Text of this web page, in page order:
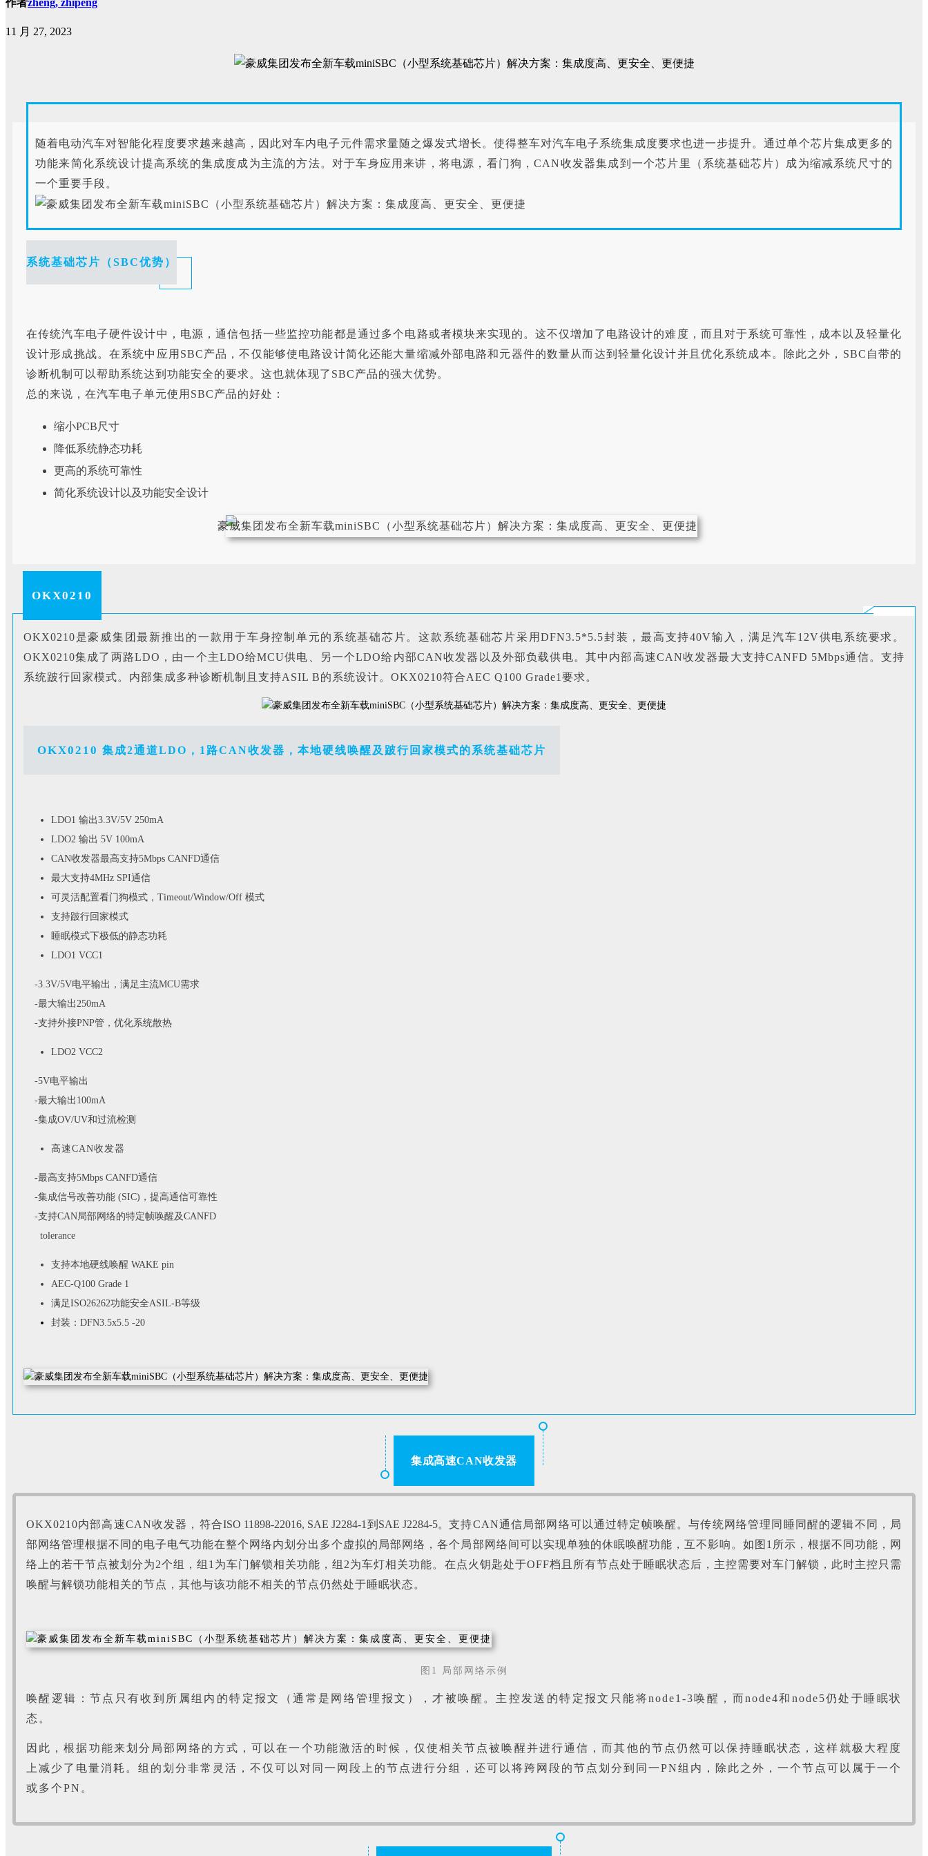
11 月 27, 2023
随着电动汽车对智能化程度要求越来越高，因此对车内电子元件需求量随之爆发式增长。使得整车对汽车电子系统集成度要求也进一步提升。通过单个芯片集成更多的
功能来简化系统设计提高系统的集成度成为主流的方法。对于车身应用来讲，将电源，看门狗，CAN收发器集成到一个芯片里（系统基础芯片）成为缩减系统尺寸的
一个重要手段。
系统基础芯片（SBC优势）
在传统汽车电子硬件设计中，电源，通信包括一些监控功能都是通过多个电路或者模块来实现的。这不仅增加了电路设计的难度，而且对于系统可靠性，成本以及轻量化
设计形成挑战。在系统中应用SBC产品，不仅能够使电路设计简化还能大量缩减外部电路和元器件的数量从而达到轻量化设计并且优化系统成本。除此之外，SBC自带的
诊断机制可以帮助系统达到功能安全的要求。这也就体现了SBC产品的强大优势。
总的来说，在汽车电子单元使用SBC产品的好处：
缩小PCB尺寸
降低系统静态功耗
更高的系统可靠性
简化系统设计以及功能安全设计
OKX0210
OKX0210是豪威集团最新推出的一款用于车身控制单元的系统基础芯片。这款系统基础芯片采用DFN3.5*5.5封装，最高支持40V输入，满足汽车12V供电系统要求。
OKX0210集成了两路LDO，由一个主LDO给MCU供电、另一个LDO给内部CAN收发器以及外部负载供电。其中内部高速CAN收发器最大支持CANFD 5Mbps通信。支持
系统跛行回家模式。内部集成多种诊断机制且支持ASIL B的系统设计。OKX0210符合AEC Q100 Grade1要求。
OKX0210 集成2通道LDO ，1路CAN收发器，本地硬线唤醒及跛行回家模式的系统基础芯片
LDO1 输出3.3V/5V 250mA
LDO2 输出 5V 100mA
CAN收发器最高支持5Mbps CANFD通信
最大支持4MHz SPI通信
可灵活配置看门狗模式，Timeout/Window/Off 模式
支持跛行回家模式
睡眠模式下极低的静态功耗
LDO1 VCC1
-3.3V/5V电平输出，满足主流MCU需求
-最大输出250mA
-支持外接PNP管，优化系统散热
LDO2 VCC2
-5V电平输出
-最大输出100mA
-集成OV/UV和过流检测
高速CAN收发器
-最高支持5Mbps CANFD通信
-集成信号改善功能 (SIC)，提高通信可靠性
-支持CAN局部网络的特定帧唤醒及CANFD
tolerance
支持本地硬线唤醒 WAKE pin
AEC-Q100 Grade 1
满足ISO26262功能安全ASIL-B等级
封装：DFN3.5x5.5 -20
集成高速CAN收发器
OKX0210内部高速CAN收发器，符合ISO 11898-22016, SAE J2284-1到SAE J2284-5。支持CAN通信局部网络可以通过特定帧唤醒。与传统网络管理同睡同醒的逻辑不同，局
部网络管理根据不同的电子电气功能在整个网络内划分出多个虚拟的局部网络，各个局部网络间可以实现单独的休眠唤醒功能，互不影响。如图1所示，根据不同功能，网
络上的若干节点被划分为2个组，组1为车门解锁相关功能，组2为车灯相关功能。在点火钥匙处于OFF档且所有节点处于睡眠状态后，主控需要对车门解锁，此时主控只需
唤醒与解锁功能相关的节点，其他与该功能不相关的节点仍然处于睡眠状态。
图1 局部网络示例
唤醒逻辑：节点只有收到所属组内的特定报文（通常是网络管理报文），才被唤醒。主控发送的特定报文只能将node1-3唤醒，而node4和node5仍处于睡眠状
态。
因此，根据功能来划分局部网络的方式，可以在一个功能激活的时候，仅使相关节点被唤醒并进行通信，而其他的节点仍然可以保持睡眠状态，这样就极大程度
上减少了电量消耗。组的划分非常灵活，不仅可以对同一网段上的节点进行分组，还可以将跨网段的节点划分到同一PN组内，除此之外，一个节点可以属于一个
或多个PN。